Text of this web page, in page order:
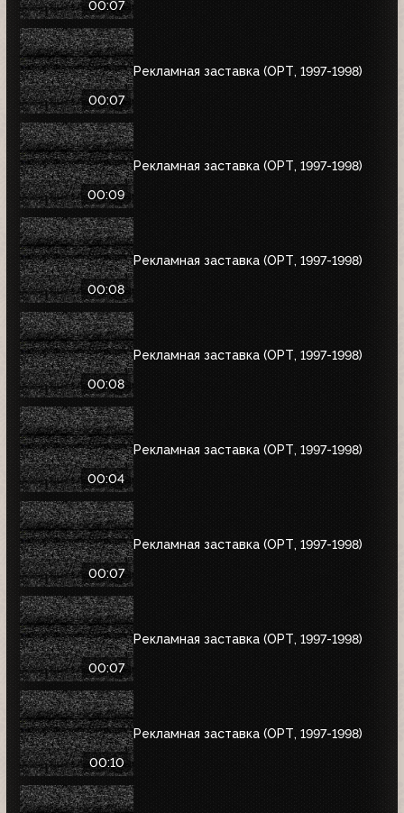
00:07
00:07
Рекламная заставка (ОРТ, 1997-1998)
00:09
Рекламная заставка (ОРТ, 1997-1998)
00:08
Рекламная заставка (ОРТ, 1997-1998)
00:08
Рекламная заставка (ОРТ, 1997-1998)
00:04
Рекламная заставка (ОРТ, 1997-1998)
00:07
Рекламная заставка (ОРТ, 1997-1998)
00:07
Рекламная заставка (ОРТ, 1997-1998)
00:10
Рекламная заставка (ОРТ, 1997-1998)